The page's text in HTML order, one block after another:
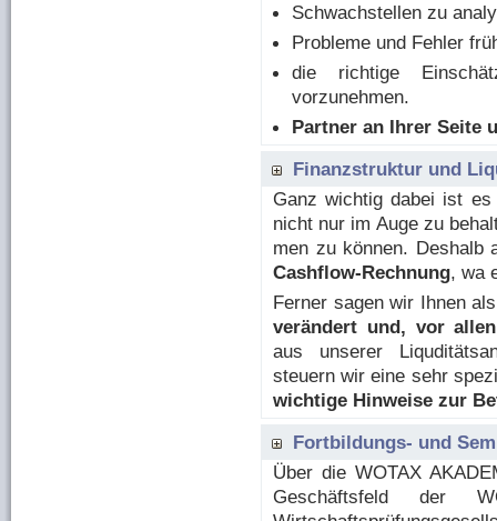
Schwach­stel­len­ zu
Pro­ble­me und Feh­ler
die richtige
vorzunehmen.
Partner an Ihrer Seite
Fi­nanz­struk­tur und
Ganz wich­tig dabei ist
nicht nur im Auge zu
men zu kön­nen.
Cashflow-Rech­nung, wa
Ferner sagen wir Ihnen
ver­än­dert und, vor
aus unserer
steuernwir eine sehr
wich­ti­ge Hin­wei­se zur
Fortbil­dungs-​ und
Über die WO­TAX
Geschäftsfeld der